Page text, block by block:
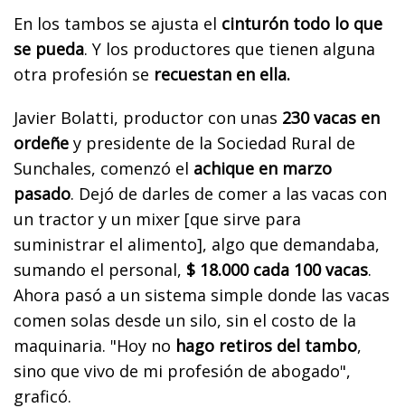
En los tambos se ajusta el cinturón todo lo que
se pueda. Y los productores que tienen alguna
otra profesión se recuestan en ella.
Javier Bolatti, productor con unas 230 vacas en
ordeñe y presidente de la Sociedad Rural de
Sunchales, comenzó el achique en marzo
pasado. Dejó de darles de comer a las vacas con
un tractor y un mixer [que sirve para
suministrar el alimento], algo que demandaba,
sumando el personal, $ 18.000 cada 100 vacas.
Ahora pasó a un sistema simple donde las vacas
comen solas desde un silo, sin el costo de la
maquinaria. "Hoy no hago retiros del tambo,
sino que vivo de mi profesión de abogado",
graficó.